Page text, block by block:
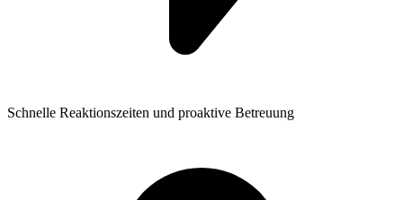
Schnelle Reaktionszeiten und proaktive Betreuung